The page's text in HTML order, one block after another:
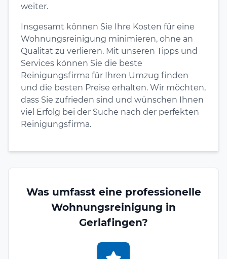
weiter.
Insgesamt können Sie Ihre Kosten für eine
Wohnungsreinigung minimieren, ohne an
Qualität zu verlieren. Mit unseren Tipps und
Services können Sie die beste
Reinigungsfirma für Ihren Umzug finden
und die besten Preise erhalten. Wir möchten,
dass Sie zufrieden sind und wünschen Ihnen
viel Erfolg bei der Suche nach der perfekten
Reinigungsfirma.
Was umfasst eine professionelle
Wohnungsreinigung in
Gerlafingen?